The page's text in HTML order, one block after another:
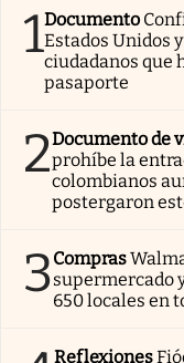
1Documento
Estados Unidos
ciudadanos que
pasaporte
2Documento de
prohíbe la
colombianos
postergaron
3Compras
supermercado
650 locales en
Reflexiones